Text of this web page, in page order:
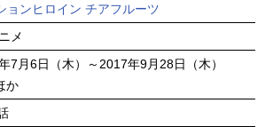
ョンヒロイン チアフルーツ
メ
7月6日（木）～2017年9月28日（木）
か